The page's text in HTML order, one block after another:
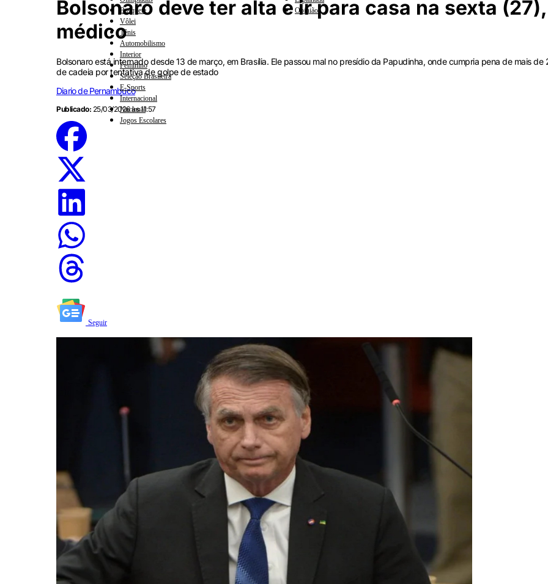
Basquete
Vôlei
Tênis
Automobilismo
Interior
Feminino
Seleção Brasileira
E-Sports
Internacional
Nacional
Jogos Escolares
Opinião
Bolsonaro deve ter alta e ir para casa na sexta
médico
Bolsonaro está internado desde 13 de março, em Brasília. Ele passou mal no presídio da Papudinha, onde cumpria pena de mais de
de cadeia por tentativa de golpe de estado
Diario de Pernambuco
Publicado: 25/03/2026 às 11:57
Seguir